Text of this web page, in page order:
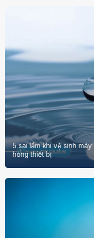
5 sai lầm khi vệ sinh
hỏng thiết bị